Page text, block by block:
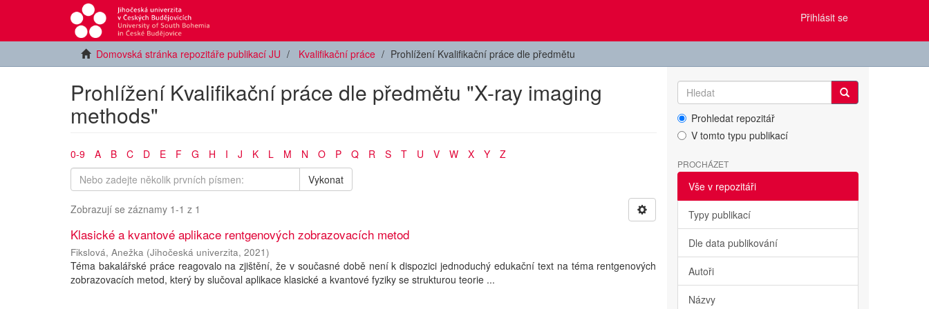
Přihlásit se
Domovská stránka repozitáře publikací JU Kvalifikační práce Prohlížení Kvalifikační práce dle předmětu
Prohlížení Kvalifikační práce dle předmětu "X-ray imaging
methods"
0-9 A B C D E F G H I J K L M N O P Q R S T U V W X Y
Z
Vykonat
Zobrazují se záznamy 1-1 z 1
Klasické a kvantové aplikace rentgenových zobrazovacích metod
Fikslová, Anežka (Jihočeská univerzita, 2021)
Téma bakalářské práce reagovalo na zjištění, že v současné době není k dispozici jednoduchý edukační text na téma rentgenových
zobrazovacích metod, který by slučoval aplikace klasické a kvantové fyziky se strukturou teorie ...
Prohledat repozitář
V tomto typu publikací
PROCHÁZET
Vše v repozitáři
Typy publikací
Dle data publikování
Autoři
Názvy